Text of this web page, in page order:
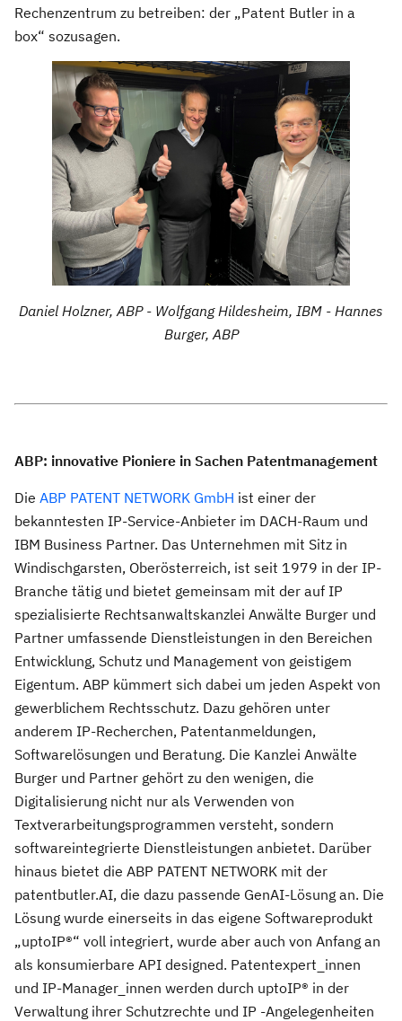
Rechenzentrum zu betreiben: der „Patent Butler in a
box“ sozusagen.
Daniel Holzner, ABP - Wolfgang Hildesheim, IBM - Hannes
Burger, ABP
ABP: innovative Pioniere in Sachen Patentmanagement
Die ABP PATENT NETWORK GmbH ist einer der
bekanntesten IP-Service-Anbieter im DACH-Raum und
IBM Business Partner. Das Unternehmen mit Sitz in
Windischgarsten, Oberösterreich, ist seit 1979 in der IP-
Branche tätig und bietet gemeinsam mit der auf IP
spezialisierte Rechtsanwaltskanzlei Anwälte Burger und
Partner umfassende Dienstleistungen in den Bereichen
Entwicklung, Schutz und Management von geistigem
Eigentum. ABP kümmert sich dabei um jeden Aspekt von
gewerblichem Rechtsschutz. Dazu gehören unter
anderem IP-Recherchen, Patentanmeldungen,
Softwarelösungen und Beratung. Die Kanzlei Anwälte
Burger und Partner gehört zu den wenigen, die
Digitalisierung nicht nur als Verwenden von
Textverarbeitungsprogrammen versteht, sondern
softwareintegrierte Dienstleistungen anbietet. Darüber
hinaus bietet die ABP PATENT NETWORK mit der
patentbutler.AI, die dazu passende GenAI-Lösung an. Die
Lösung wurde einerseits in das eigene Softwareprodukt
„uptoIP®“ voll integriert, wurde aber auch von Anfang an
als konsumierbare API designed. Patentexpert_innen
und IP-Manager_innen werden durch uptoIP® in der
Verwaltung ihrer Schutzrechte und IP -Angelegenheiten